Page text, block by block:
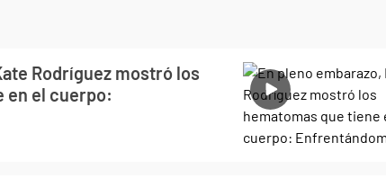
Rodríguez mostró los
en el cuerpo: